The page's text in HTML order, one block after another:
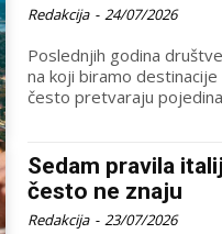
Redakcija - 24/07/2026
Poslednjih godina
na koji biramo
često pretvaraju
Sedam pravila
često ne znaju
Redakcija - 23/07/2026